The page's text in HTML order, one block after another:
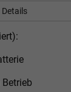
Details